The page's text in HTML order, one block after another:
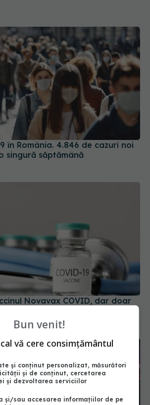
în România. 4.846 de cazuri noi
săptămână
Novavax COVID, dar doar
poate beneficia de el
Bun venit!
vă cere consimțământul
și conținut personalizat, măsurători
și de conținut, cercetarea
și dezvoltarea serviciilor
și/sau accesarea informațiilor de pe